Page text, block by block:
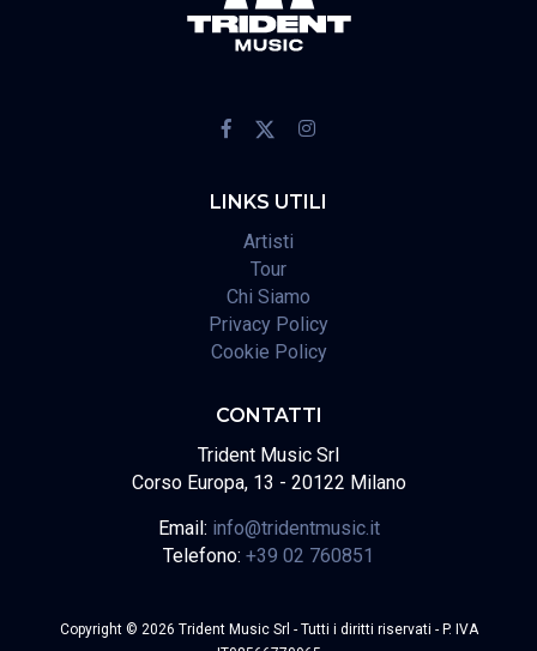
LINKS UTILI
Artisti
Tour
Chi Siamo
Privacy Policy
Cookie Policy
CONTATTI
Trident Music Srl
Corso Europa, 13 - 20122 Milano
Email: info@tridentmusic.it
Telefono: +39 02 760851
Copyright © 2026 Trident Music Srl - Tutti i diritti riservati - P. IVA